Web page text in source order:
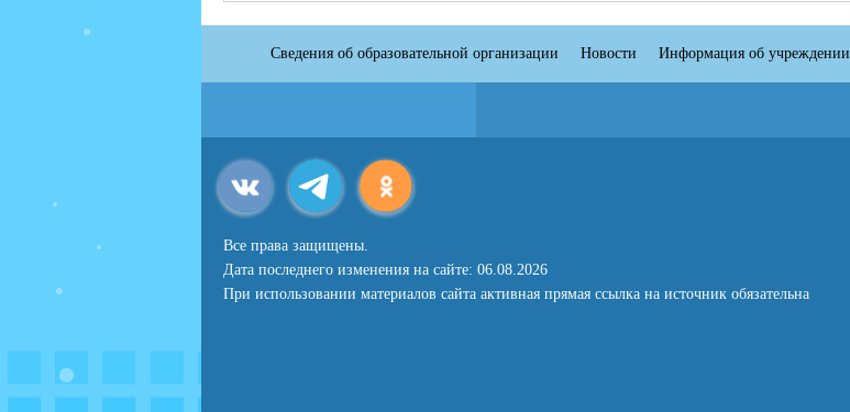
Сведения об образовательной организации Новости Информация об учреждении
Все права защищены.
Дата последнего изменения на сайте: 06.08.2026
При использовании материалов сайта активная прямая ссылка на источник обязательна